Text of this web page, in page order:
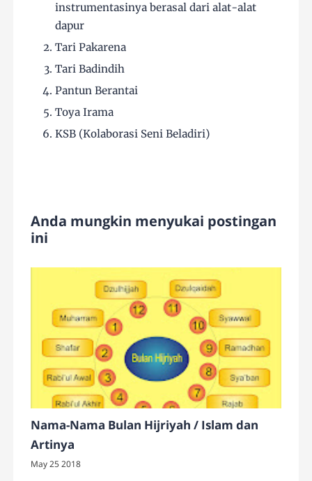
instrumentasinya berasal dari alat-alat
dapur
Tari Pakarena
Tari Badindih
Pantun Berantai
Toya Irama
KSB (Kolaborasi Seni Beladiri)
Anda mungkin menyukai postingan
ini
Nama-Nama Bulan Hijriyah / Islam dan
Artinya
May 25 2018